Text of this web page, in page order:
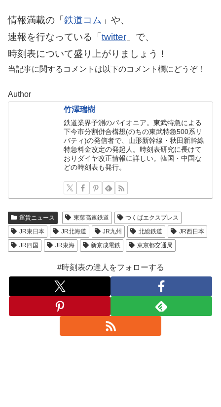
情報満載の「 鉄道コム 」や、
速報を行なっている「 twitter 」で、
時刻表について盛り上がりましょう！
当記事に関するコメントは以下のコメント欄にどうぞ！
Author
竹澤瑞樹
鉄道業界予測のパイオニア。東武特急による
下今市分割併合構想(のちの東武特急500系リ
バティ)の発信者で、山形新幹線・秋田新幹線
特急料金改定の発起人。時刻表研究に長けて
おりダイヤ改正情報に詳しい。韓国・中国な
どの時刻表も発行。
運賃ニュース 東葉高速鉄道
つくばエクスプレス
JR東日本
JR北海道 JR九州 北総鉄道
JR西日本
JR四国
JR東海 新京成電鉄 東京都交通局
#時刻表の達人をフォローする